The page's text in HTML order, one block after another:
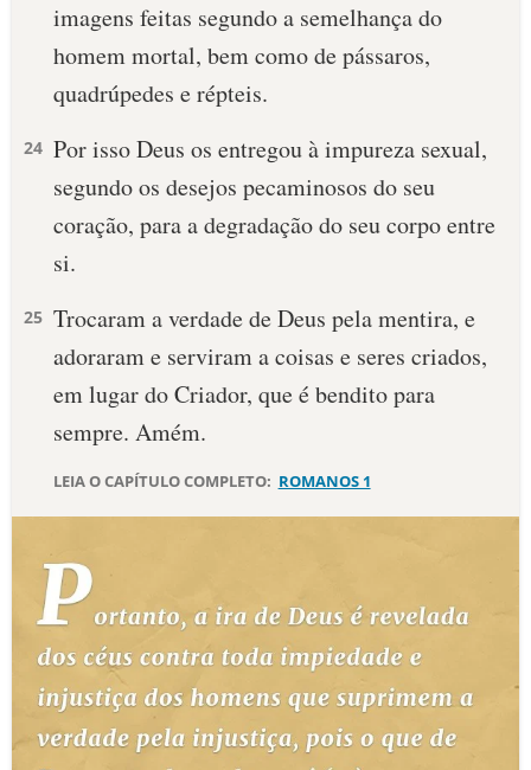
imagens feitas segundo a semelhança do
homem mortal, bem como de pássaros,
quadrúpedes e répteis.
24 Por isso Deus os entregou à impureza sexual,
segundo os desejos pecaminosos do seu
coração, para a degradação do seu corpo entre
si.
25 Trocaram a verdade de Deus pela mentira, e
adoraram e serviram a coisas e seres criados,
em lugar do Criador, que é bendito para
sempre. Amém.
LEIA O CAPÍTULO COMPLETO: ROMANOS 1